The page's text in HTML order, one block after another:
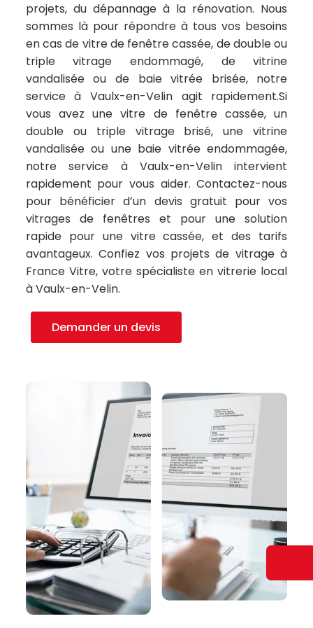
projets, du dépannage à la rénovation. Nous
sommes là pour répondre à tous vos besoins
en cas de vitre de fenêtre cassée, de double ou
triple vitrage endommagé, de vitrine
vandalisée ou de baie vitrée brisée, notre
service à Vaulx-en-Velin agit rapidement.Si
vous avez une vitre de fenêtre cassée, un
double ou triple vitrage brisé, une vitrine
vandalisée ou une baie vitrée endommagée,
notre service à Vaulx-en-Velin intervient
rapidement pour vous aider. Contactez-nous
pour bénéficier d’un devis gratuit pour vos
vitrages de fenêtres et pour une solution
rapide pour une vitre cassée, et des tarifs
avantageux. Confiez vos projets de vitrage à
France Vitre, votre spécialiste en vitrerie local
à Vaulx-en-Velin.
Demander un devis